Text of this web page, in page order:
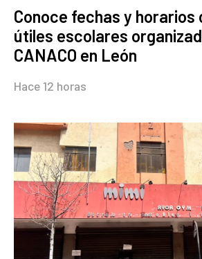
Conoce fechas y horarios
útiles escolares
CANACO en León
Hace 12 horas